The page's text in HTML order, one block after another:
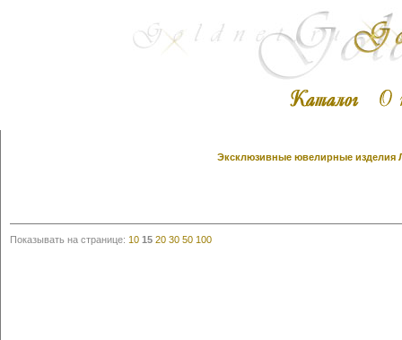
Эксклюзивные ювелирные изделия
Показывать на странице: 10 15 20 30 50 100